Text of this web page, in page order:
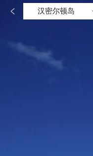
 汉密尔顿岛